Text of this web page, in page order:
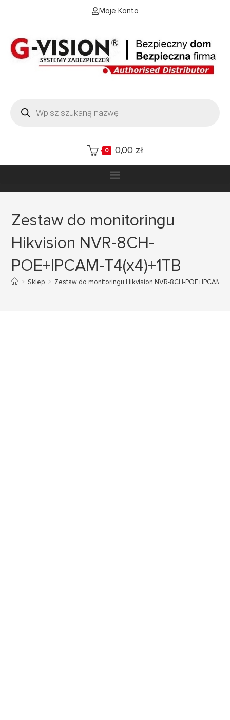
Moje Konto
0 0,00 zł
Zestaw do monitoringu
Hikvision NVR-8CH-
POE+IPCAM-T4(x4)+1TB
> Sklep > Zestaw do monitoringu Hikvision NVR-8CH-POE+IPCAM-